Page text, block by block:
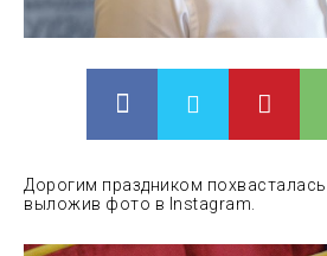
Дорогим праздником
выложив фото в Instagram.